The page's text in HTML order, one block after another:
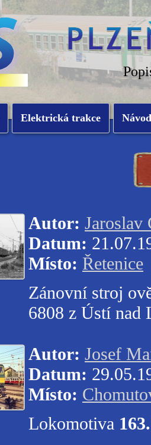
Elektrická trakce
Autor: Jaroslav
Datum:
Místo: Řetenice
Zánovní stroj
6808 z Ústí nad
Autor: Josef
Datum:
Místo:
Lokomotiva